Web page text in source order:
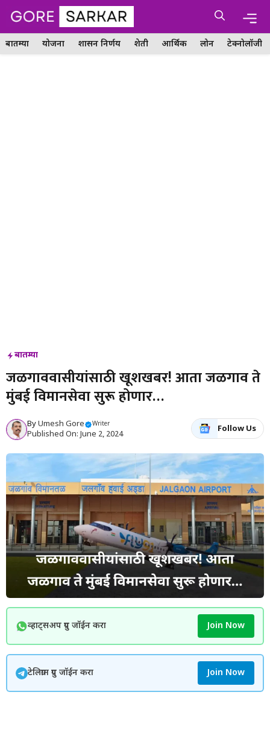
Skip
content
बातम्या योजना शासन निर्णय शेती आर्थिक लोन टेक्नोलॉजी
बातम्या
जळगाववासीयांसाठी खूशखबर! आता जळगाव ते
मुंबई विमानसेवा सुरू होणार…
ByUmesh Gore Writer
Published On: June 2, 2024
Follow Us
व्हाट्सअप ग्रुप जॉईन करा Join Now
टेलिग्राम ग्रुप जॉईन करा Join Now